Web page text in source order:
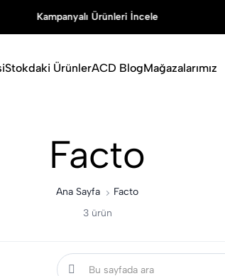
Kampanyalı Ürünleri İncele
Stokdaki ÜrünlerACD BlogMağazalarımız
Facto
Ana Sayfa
Facto
3 ürün